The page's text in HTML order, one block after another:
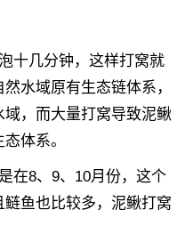
十几分钟，这样打窝就
水域原有生态链体系，
，而大量打窝导致泥鳅
体系。
在8、9、10月份，这个
鱼也比较多，泥鳅打窝